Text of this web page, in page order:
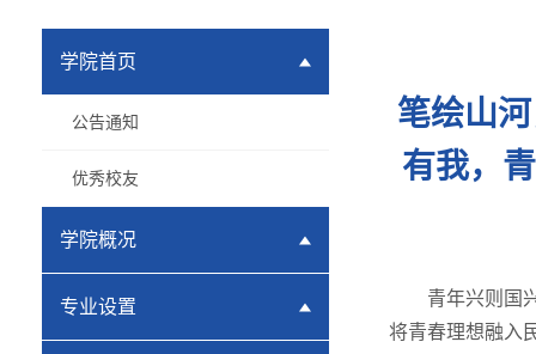
学院首页
公告通知
优秀校友
学院概况
专业设置
笔绘山
有我，
青年兴则国
将青春理想融入